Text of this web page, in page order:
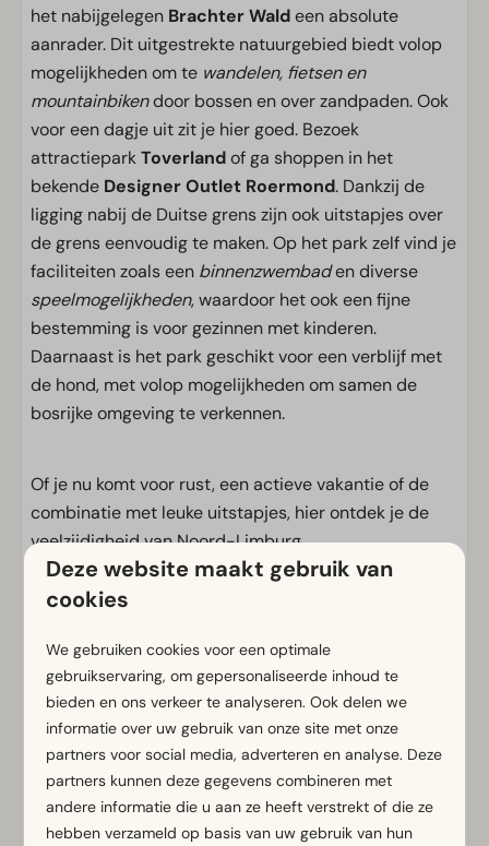
het nabijgelegen Brachter Waldeen absolute
aanrader. Dit uitgestrekte natuurgebied biedt volop
mogelijkheden om te wandelen, fietsen en
mountainbikendoor bossen en over zandpaden. Ook
voor een dagje uit zit je hier goed. Bezoek
attractieparkToverlandof ga shoppen in het
bekende Designer Outlet Roermond. Dankzij de
ligging nabij de Duitse grens zijn ook uitstapjes over
de grens eenvoudig te maken. Op het park zelf vind je
faciliteiten zoals een binnenzwembaden diverse
speelmogelijkheden, waardoor het ook een fijne
bestemming is voor gezinnen met kinderen.
Daarnaast is het park geschikt voor een verblijf met
de hond, met volop mogelijkheden om samen de
bosrijke omgeving te verkennen.
Of je nu komt voor rust, een actieve vakantie of de
combinatie met leuke uitstapjes, hier ontdek je de
veelzijdigheid van Noord-Limburg.
Algemeen
Rookvrij
Gratis Wifi
Sfeerhaard
Met verdieping
Parkeergelegenheid nabij vakantieverblijf
Deze website maakt gebruik van
cookies
We gebruiken cookies voor een optimale
gebruikservaring, om gepersonaliseerde inhoud te
bieden en ons verkeer te analyseren. Ook delen we
informatie over uw gebruik van onze site met onze
partners voor social media, adverteren en analyse. Deze
partners kunnen deze gegevens combineren met
andere informatie die u aan ze heeft verstrekt of die ze
hebben verzameld op basis van uw gebruik van hun